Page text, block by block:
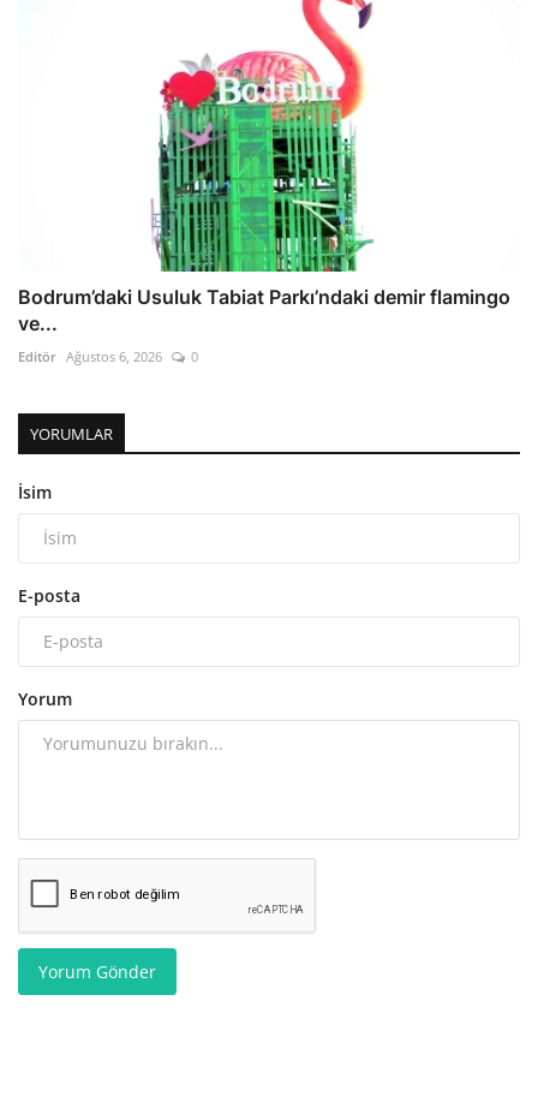
Bodrum’daki Usuluk Tabiat Parkı’ndaki demir flamingo
ve...
Editör Ağustos 6, 2026 0
YORUMLAR
İsim
E-posta
Yorum
Yorum Gönder